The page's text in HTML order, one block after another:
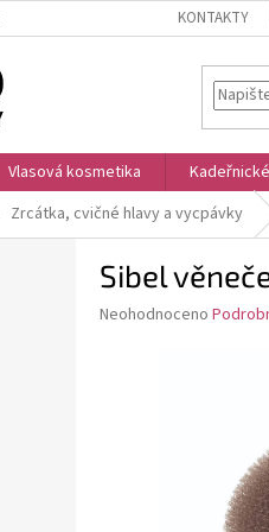
KONTAKTY
Vlasová kosmetika
Zrcátka, cvičné hlavy a vycpávky
Sibel
Průměrné
Neohodnoceno